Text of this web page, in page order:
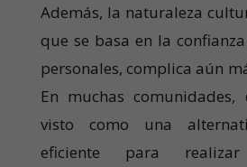
Además, la naturaleza
que se basa en la
personales, complica aún
En muchas comunidades,
visto como una
eficiente para realizar